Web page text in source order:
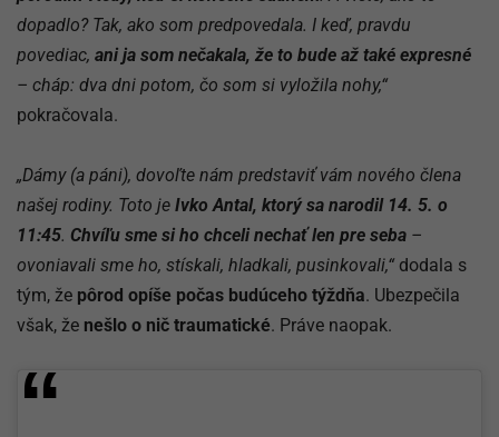
dopadlo? Tak, ako som predpovedala. I keď, pravdu
povediac, ani ja som nečakala, že to bude až také expresné
– cháp: dva dni potom, čo som si vyložila nohy,“
pokračovala.
„Dámy (a páni), dovoľte nám predstaviť vám nového člena
našej rodiny. Toto je Ivko Antal, ktorý sa narodil 14. 5. o
11:45. Chvíľu sme si ho chceli nechať len pre seba –
ovoniavali sme ho, stískali, hladkali, pusinkovali,“ dodala s
tým, že pôrod opíše počas budúceho týždňa. Ubezpečila
však, že nešlo o nič traumatické. Práve naopak.